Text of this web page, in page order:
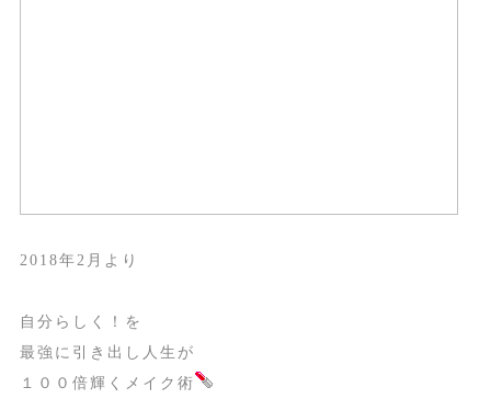
2018年2月より
自分らしく！を
最強に引き出し人生が
１００倍輝くメイク術